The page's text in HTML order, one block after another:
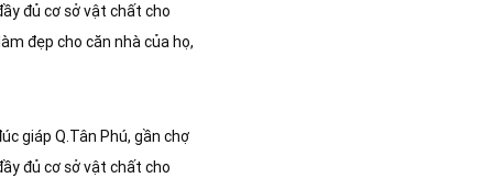
đủ cơ sở vật chất cho
đẹp cho căn nhà của họ,
giáp Q.Tân Phú, gần chợ
đủ cơ sở vật chất cho